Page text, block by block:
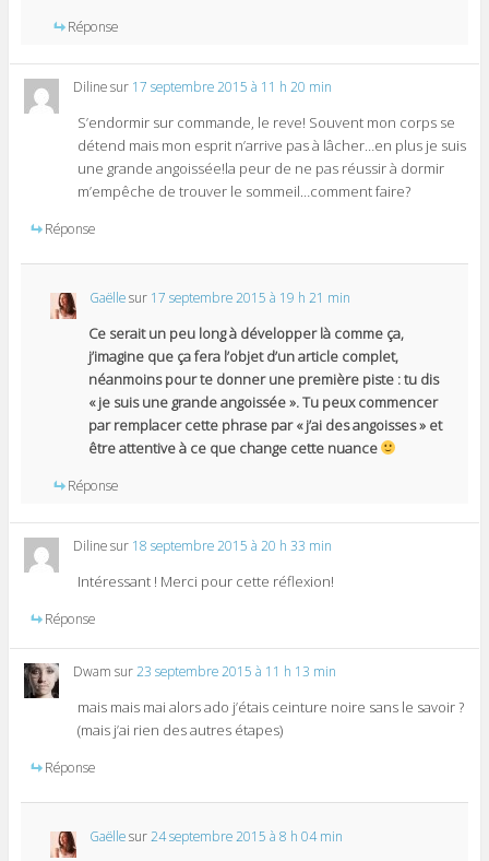
Réponse
Dilinesur 17 septembre 2015 à 11 h 20 min
S’endormir sur commande, le reve! Souvent mon corps se
détend mais mon esprit n’arrive pas à lâcher…en plus je suis
une grande angoissée!la peur de ne pas réussir à dormir
m’empêche de trouver le sommeil…comment faire?
Réponse
Gaëllesur 17 septembre 2015 à 19 h 21 min
Ce serait un peu long à développer là comme ça,
j’imagine que ça fera l’objet d’un article complet,
néanmoins pour te donner une première piste : tu dis
« je suis une grande angoissée ». Tu peux commencer
par remplacer cette phrase par « j’ai des angoisses » et
être attentive à ce que change cette nuance
Réponse
Dilinesur 18 septembre 2015 à 20 h 33 min
Intéressant ! Merci pour cette réflexion!
Réponse
Dwam sur23 septembre 2015 à 11 h 13 min
mais mais mai alors ado j’étais ceinture noire sans le savoir ?
(mais j’ai rien des autres étapes)
Réponse
Gaëllesur24 septembre 2015 à 8 h 04 min